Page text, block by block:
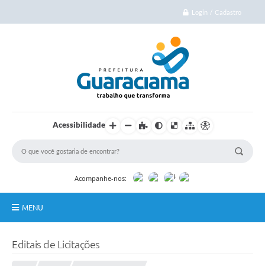
Login / Cadastro
Acessibilidade
Acompanhe-nos:
MENU
Editais de Licitações